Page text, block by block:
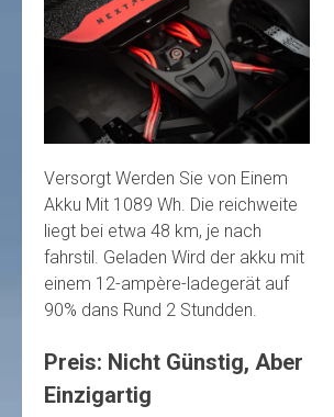
Versorgt Werden Sie von Einem
Akku Mit 1089 Wh. Die reichweite
liegt bei etwa 48 km, je nach
fahrstil. Geladen Wird der akku mit
einem 12-ampère-ladegerät auf
90% dans Rund 2 Stundden.
Preis: Nicht Günstig, Aber
Einzigartig